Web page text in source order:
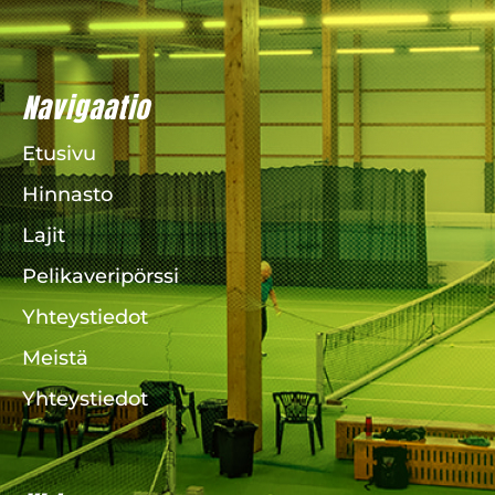
Navigaatio
Etusivu
Hinnasto
Lajit
Pelikaveripörssi
Yhteystiedot
Meistä
Yhteystiedot